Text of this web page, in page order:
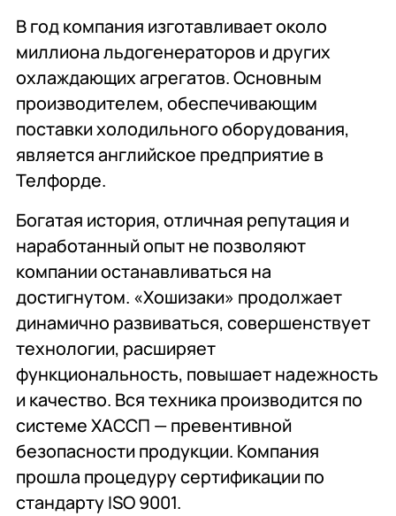
В год компания изготавливает около
миллиона льдогенераторов и других
охлаждающих агрегатов. Основным
производителем, обеспечивающим
поставки холодильного оборудования,
является английское предприятие в
Телфорде.
Богатая история, отличная репутация и
наработанный опыт не позволяют
компании останавливаться на
достигнутом. «Хошизаки» продолжает
динамично развиваться, совершенствует
технологии, расширяет
функциональность, повышает надежность
и качество. Вся техника производится по
системе ХАССП — превентивной
безопасности продукции. Компания
прошла процедуру сертификации по
стандарту ISO 9001.